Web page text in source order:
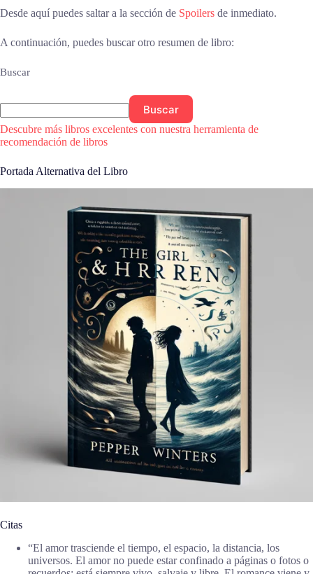
Desde aquí puedes saltar a la sección de Spoilers de inmediato.
A continuación, puedes buscar otro resumen de libro:
Buscar
Buscar
Descubre más libros excelentes con nuestra herramienta de
recomendación de libros
Portada Alternativa del Libro
Citas
“El amor trasciende el tiempo, el espacio, la distancia, los
universos. El amor no puede estar confinado a páginas o fotos o